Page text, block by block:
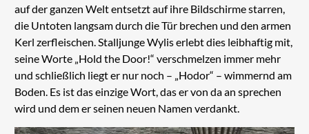
auf der ganzen Welt entsetzt auf ihre Bildschirme starren,
die Untoten langsam durch die Tür brechen und den armen
Kerl zerfleischen. Stalljunge Wylis erlebt dies leibhaftig mit,
seine Worte „Hold the Door!“ verschmelzen immer mehr
und schließlich liegt er nur noch – „Hodor“ – wimmernd am
Boden. Es ist das einzige Wort, das er von da an sprechen
wird und dem er seinen neuen Namen verdankt.